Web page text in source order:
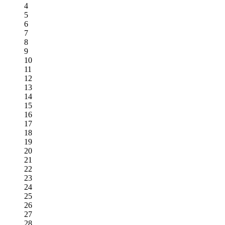
4
5
6
7
8
9
10
11
12
13
14
15
16
17
18
19
20
21
22
23
24
25
26
27
28